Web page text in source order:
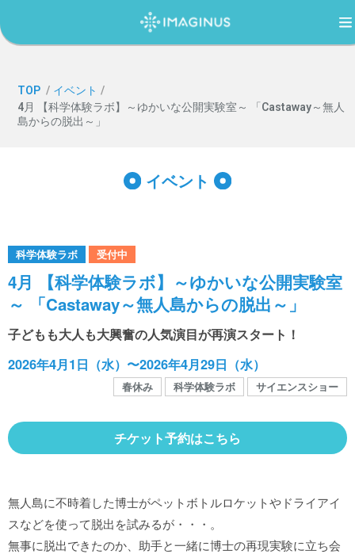
TOP
利用案内・アクセス
過ごし方ガイド
イベント
館内MAP
お知らせ
TOP / イベント /
4月 【科学体験ラボ】～ゆかいな公開実験室～ 「Castaway～無人
島からの脱出～」
イベント
科学体験ラボ 受付中
4月 【科学体験ラボ】～ゆかいな公開実験室
～ 「Castaway～無人島からの脱出～」
子どもも大人も大興奮の人気演目が再演スタート！
2026年4月1日（水）〜2026年4月29日（水）
春休み 科学体験ラボ サイエンスショー
チケット予約はこちら
無人島に不時着した博士がペットボトルロケットやドライアイ
スなどを使って脱出を試みるが・・・。
無事に脱出できたのか、助手と一緒に博士の再現実験に立ち会